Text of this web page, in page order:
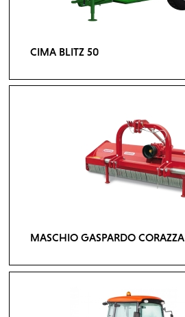
CIMA BLITZ 50
MASCHIO GASPARDO CORAZZA